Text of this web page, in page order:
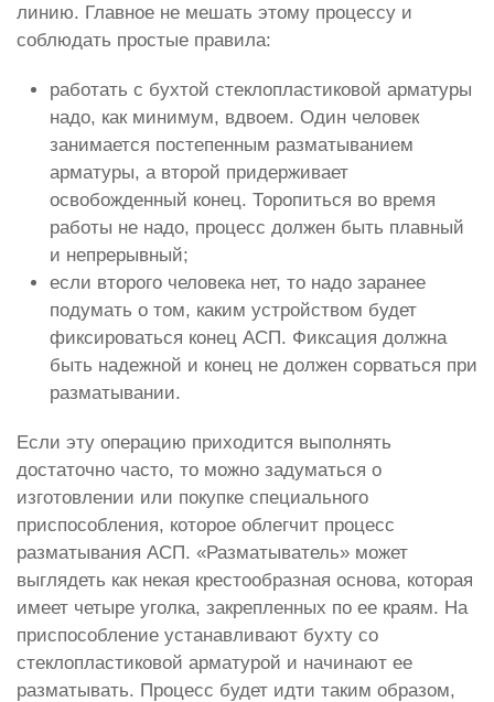
линию. Главное не мешать этому процессу и
соблюдать простые правила:
работать с бухтой стеклопластиковой арматуры
надо, как минимум, вдвоем. Один человек
занимается постепенным разматыванием
арматуры, а второй придерживает
освобожденный конец. Торопиться во время
работы не надо, процесс должен быть плавный
и непрерывный;
если второго человека нет, то надо заранее
подумать о том, каким устройством будет
фиксироваться конец АСП. Фиксация должна
быть надежной и конец не должен сорваться при
разматывании.
Если эту операцию приходится выполнять
достаточно часто, то можно задуматься о
изготовлении или покупке специального
приспособления, которое облегчит процесс
разматывания АСП. «Разматыватель» может
выглядеть как некая крестообразная основа, которая
имеет четыре уголка, закрепленных по ее краям. На
приспособление устанавливают бухту со
стеклопластиковой арматурой и начинают ее
разматывать. Процесс будет идти таким образом,